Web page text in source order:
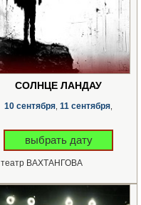
СОЛНЦЕ ЛАНДАУ
10 сентября 11 сентября
выбрать дату
театр ВАХТАНГОВА